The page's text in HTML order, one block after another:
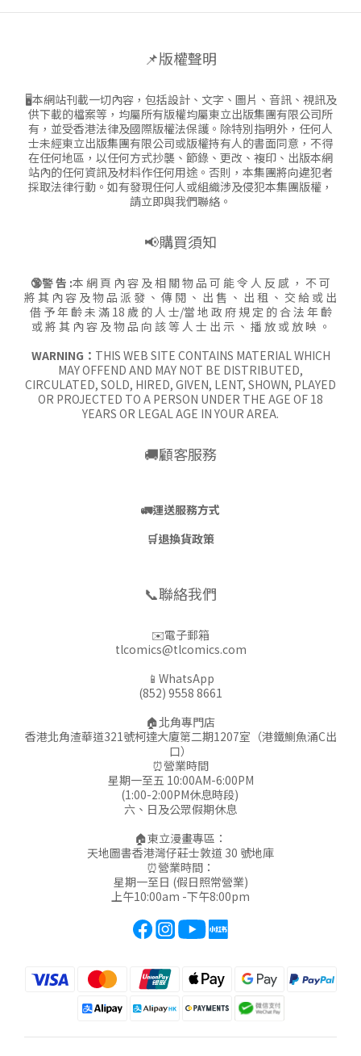
📌版權聲明
🖥本網站刊載一切內容，包括設計、文字、圖片、音訊、視訊及
供下載的檔案等，均屬所有版權均屬東立出版集團有限公司所
有，並受香港法律及國際版權法保護。除特別指明外，任何人
士未經東立出版集團有限公司或版權持有人的書面同意，不得
在任何地區，以任何方式抄襲、節錄、更改、複印、出版本網
站內的任何資訊及材料作任何用途。否則，本集團將向違犯者
採取法律行動。如有發現任何人或組織涉及侵犯本集團版權，
請立即與我們聯絡。
📢購買須知
🔞警 告 :本 網 頁 內 容 及 相 關 物 品 可 能 令 人 反 感 ， 不 可
將 其 內 容 及 物 品 派 發 、 傳 閱 、 出 售 、 出 租 、 交 給 或 出
借 予 年 齡 未 滿 18 歲 的 人 士/當 地 政 府 規 定 的 合 法 年 齡
或 將 其 內 容 及 物 品 向 該 等 人 士 出 示 、 播 放 或 放 映 。
WARNING： THIS WEB SITE CONTAINS MATERIAL WHICH
MAY OFFEND AND MAY NOT BE DISTRIBUTED,
CIRCULATED, SOLD, HIRED, GIVEN, LENT, SHOWN, PLAYED
OR PROJECTED TO A PERSON UNDER THE AGE OF 18
YEARS OR LEGAL AGE IN YOUR AREA.
🚚顧客服務
🚛運送服務方式
🛒退換貨政策
📞聯絡我們
✉️電子郵箱
tlcomics@tlcomics.com
📱WhatsApp
(852) 9558 8661
🏠北角專門店
香港北角渣華道321號柯達大廈第二期1207室（港鐵鰂魚涌C出
口）
⏰營業時間
星期一至五 10:00AM-6:00PM
(1:00-2:00PM休息時段)
六、日及公眾假期休息
🏠東立漫畫專區：
天地圖書香港灣仔莊士敦道 30 號地庫
⏰營業時間：
星期一至日 (假日照常營業)
上午10:00am -下午8:00pm